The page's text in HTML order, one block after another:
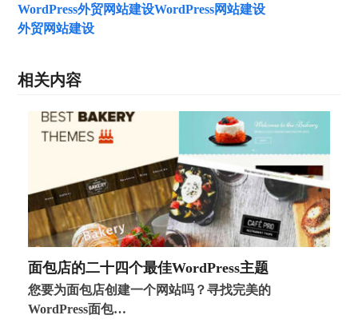
WordPress外贸网站建设WordPress网站建设
外贸网站建设
相关内容
面包店的二十四个最佳WordPress主题
您要为面包店创建一个网站吗？寻找完美的
WordPress面包…